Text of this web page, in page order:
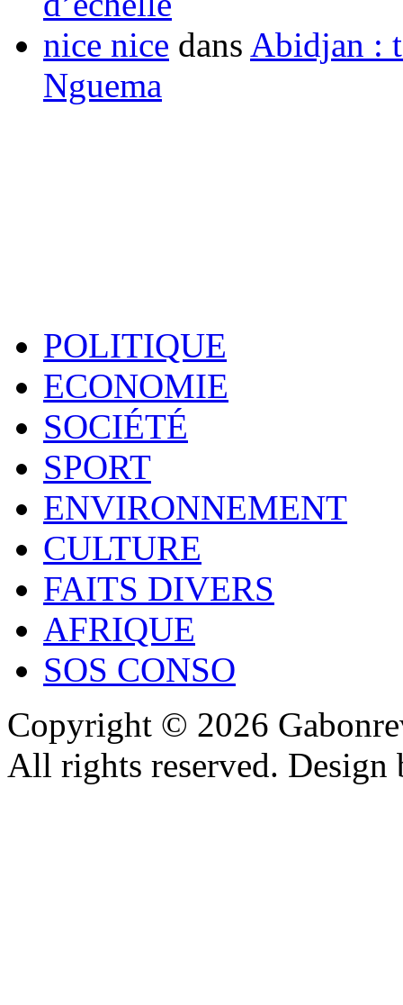
nice nice dans Abidjan :
Nguema
POLITIQUE
ECONOMIE
SOCIÉTÉ
SPORT
ENVIRONNEMENT
CULTURE
FAITS DIVERS
AFRIQUE
SOS CONSO
Copyright © 2026
All rights reserved.